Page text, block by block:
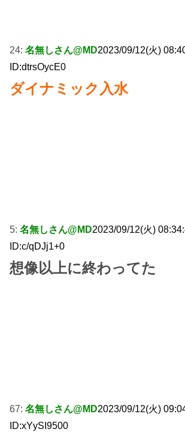
24: 名無しさん@MD2023/09/12(火)
ID:dtrsOycE0
ダイナミック入水
5: 名無しさん@MD2023/09/12(火)
ID:c/qDJj1+0
想像以上に終わってた
67: 名無しさん@MD2023/09/12(火)
ID:xYySI9500